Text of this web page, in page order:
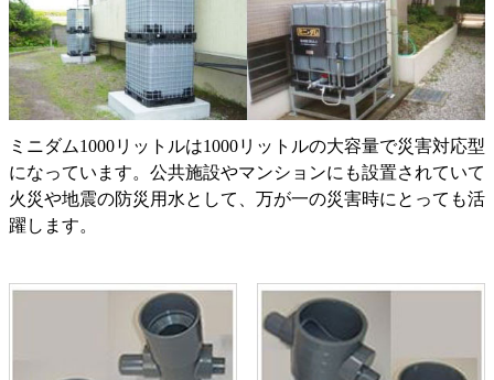
ミニダム1000リットルは1000リットルの大容量で災害対応型
になっています。公共施設やマンションにも設置されていて
火災や地震の防災用水として、万が一の災害時にとっても活
躍します。